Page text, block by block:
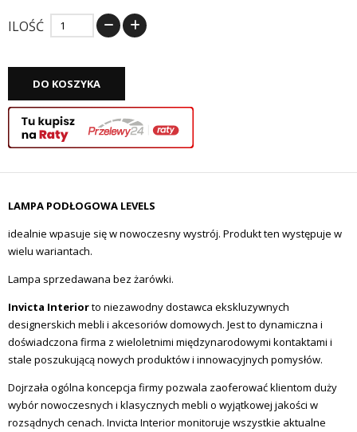
ILOŚĆ
DO KOSZYKA
LAMPA PODŁOGOWA LEVELS
idealnie wpasuje się w nowoczesny wystrój. Produkt ten występuje w
wielu wariantach.
Lampa sprzedawana bez żarówki.
Invicta Interiorto niezawodny dostawca ekskluzywnych
designerskich mebli i akcesoriów domowych. Jest to dynamiczna i
doświadczona firma z wieloletnimi międzynarodowymi kontaktami i
stale poszukującą nowych produktów i innowacyjnych pomysłów.
Dojrzała ogólna koncepcja firmy pozwala zaoferować klientom duży
wybór nowoczesnych i klasycznych mebli o wyjątkowej jakości w
rozsądnych cenach. Invicta Interior monitoruje wszystkie aktualne